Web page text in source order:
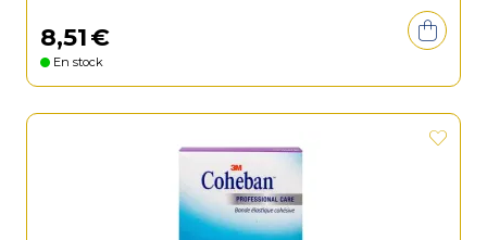
8,51€
En stock